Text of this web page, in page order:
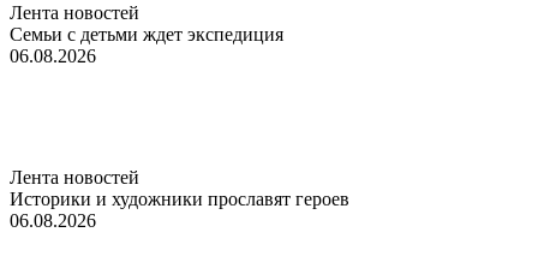
Лента новостей
Семьи с детьми ждет экспедиция
06.08.2026
Лента новостей
Историки и художники прославят героев
06.08.2026